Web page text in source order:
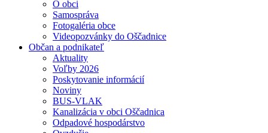
O obci
Samospráva
Fotogaléria obce
Videopozvánky do Oščadnice
Občan a podnikateľ
Aktuality
Voľby 2026
Poskytovanie informácií
Noviny
BUS-VLAK
Kanalizácia v obci Oščadnica
Odpadové hospodárstvo